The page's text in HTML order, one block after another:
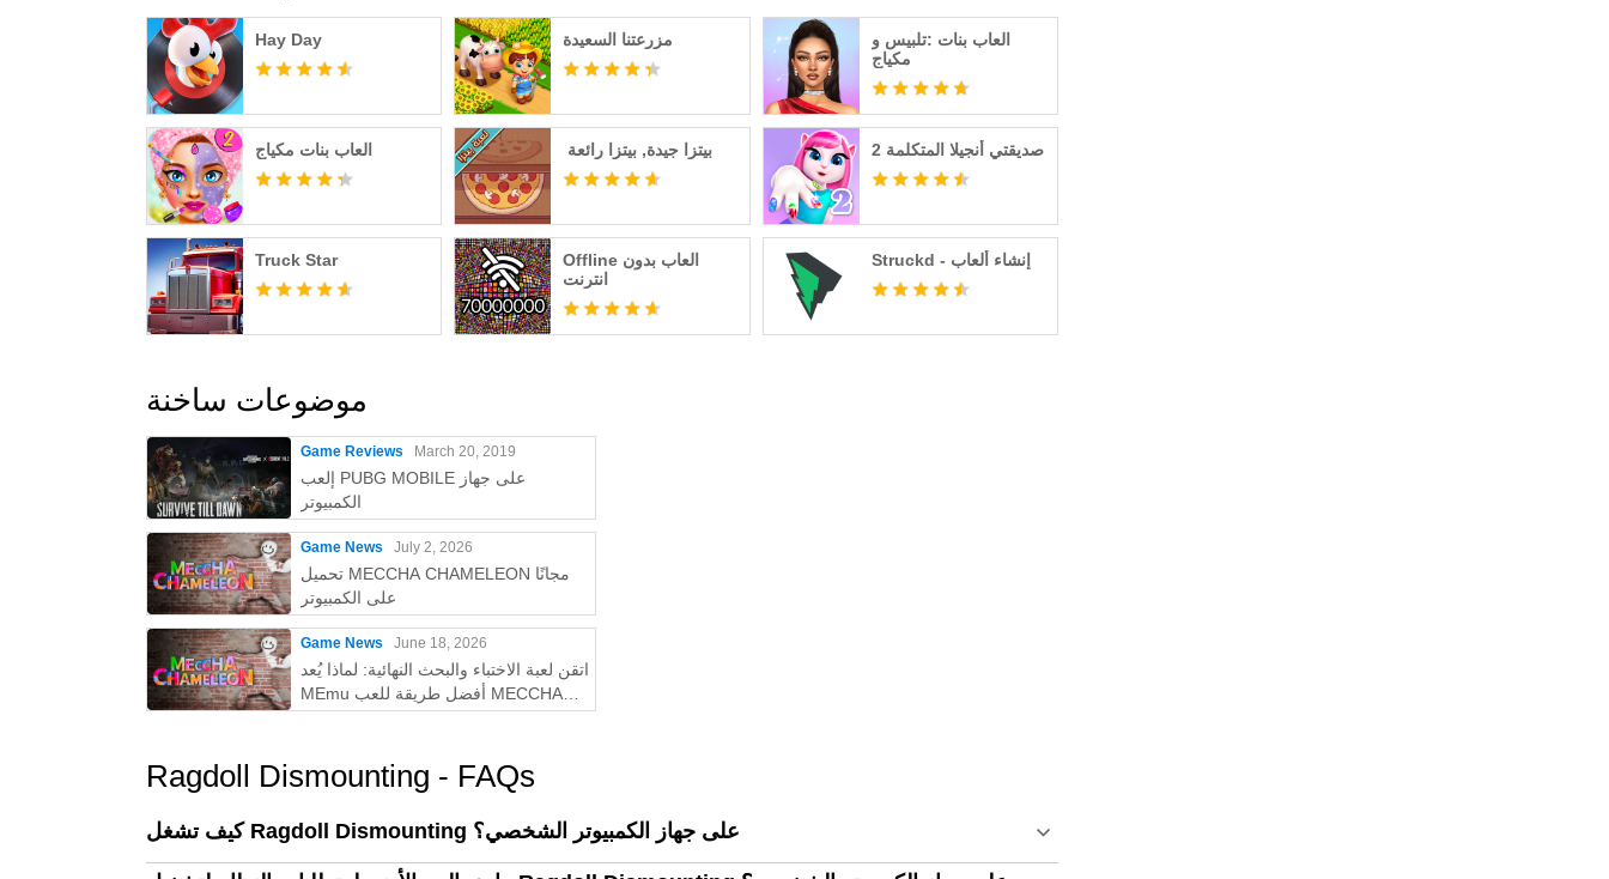
Hay Day مزرعتنا السعيدة
العاب بنات :تلبيس و
مكياج
العاب بنات مكياج صديقتي أنجيلا المتكلمة 2
Truck Star
Offline العاب بدون
انترنت
Struckd - إنشاء ألعاب
موضوعات ساخنة
Game Reviews March 20, 2019
إلعب PUBG MOBILE على جهاز
الكمبيوتر
Game News July 2, 2026
تحميل MECCHA CHAMELEON مجانًا
على الكمبيوتر
Game News June 18, 2026
اتقن لعبة الاختباء والبحث النهائية: لماذا يُعد
MEmu أفضل طريقة للعب MECCHA
CHAMELEON على الكمبيوتر!
Ragdoll Dismounting - FAQs
كيف تشغل Ragdoll Dismounting على جهاز الكمبيوتر الشخصي؟